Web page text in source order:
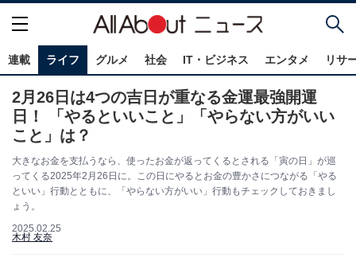
連載 ライフ グルメ 社会 IT・ビジネス エンタメ リサ
2月26日は4つの吉日が重なる金運最強開運
日！ 「やるといいこと」「やらない方がいい
こと」は？
大きなお金を支払うなら、使ったお金が返ってくるとされる「寅の日」が巡
ってくる2025年2月26日に。この日にやるとお金の豊かさにつながる「やる
といい」行動とともに、「やらない方がいい」行動もチェックしておきまし
ょう。
2025.02.25
木村 友奈